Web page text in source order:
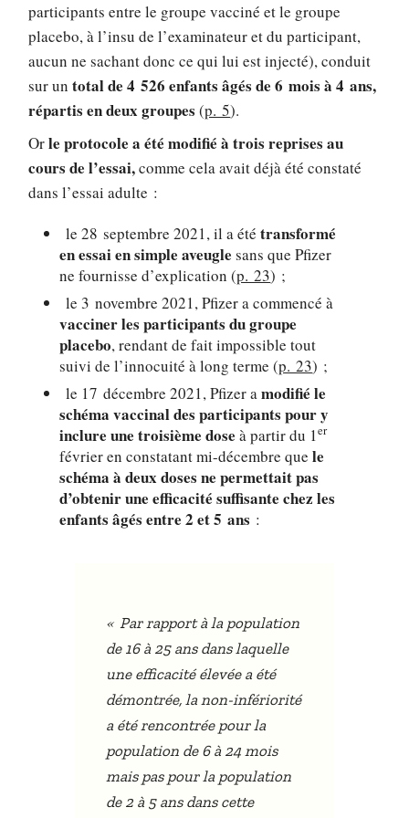
participants entre le groupe vacciné et le groupe
placebo, à l’insu de l’examinateur et du participant,
aucun ne sachant donc ce qui lui est injecté), conduit
sur un total de 4 526 enfants âgés de 6 mois à 4 ans,
répartis en deux groupes (p. 5).
Orle protocole a été modifié à trois reprises au
cours de l’essai,comme cela avait déjà été constaté
dans l’essai adulte :
le 28 septembre 2021, il a ététransformé
en essai en simple aveugle sans que Pfizer
ne fournisse d’explication (p. 23) ;
le 3 novembre 2021, Pfizer a commencé à
vacciner les participants du groupe
placebo, rendant de fait impossible tout
suivi de l’innocuité à long terme (p. 23) ;
le 17 décembre 2021, Pfizer amodifié le
schéma vaccinal des participants pour y
inclure une troisième dose à partir du 1er
février en constatant mi-décembre quele
schéma à deux doses ne permettait pas
d’obtenir une efficacité suffisante chez les
enfants âgés entre 2 et 5 ans :
«Par rapport à la population
de 16 à 25 ans dans laquelle
une efficacité élevée a été
démontrée, la non-infériorité
a été rencontrée pour la
population de 6 à 24 mois
mais pas pour la population
de 2 à 5 ans dans cette